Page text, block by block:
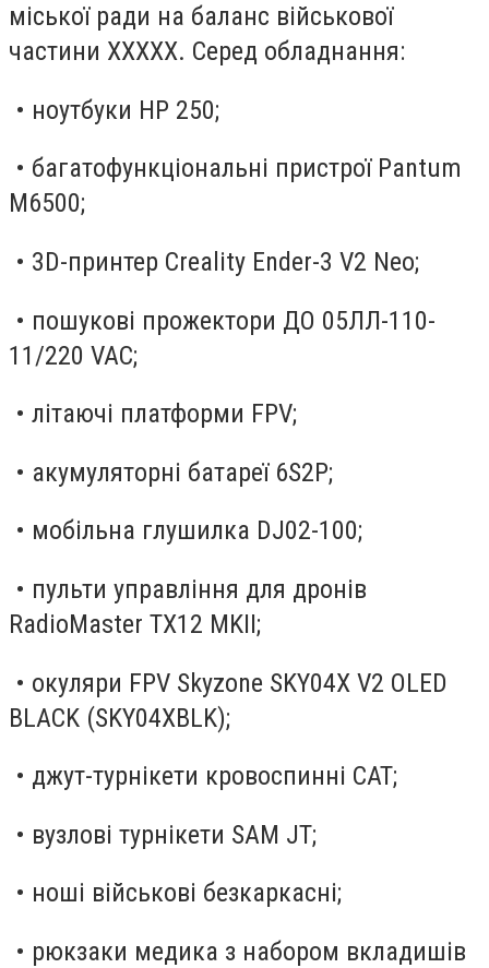
міської ради на баланс військової
частини ХХХХХ. Серед обладнання:
• ноутбуки НР 250;
• багатофункціональні пристрої Pantum
M6500;
• 3D-принтер Creality Ender-3 V2 Neo;
• пошукові прожектори ДО 05ЛЛ-110-
11/220 VAC;
• літаючі платформи FPV;
• акумуляторні батареї 6S2P;
• мобільна глушилка DJ02-100;
• пульти управління для дронів
RadioMaster TX12 MKII;
• oкуляри FPV Skyzone SKY04X V2 OLED
BLACK (SKY04XBLK);
• джут-турнікети кровоспинні САТ;
• вузлові турнікети SAM JT;
• ноші військові безкаркасні;
• рюкзаки медика з набором вкладишів